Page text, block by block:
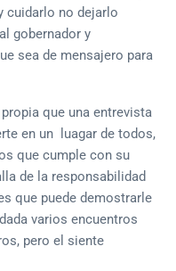
cuidarlo no dejarlo
gobernador y
sea de mensajero para
que una entrevista
en un luagar de todos,
que cumple con su
de la responsabilidad
que puede demostrarle
varios encuentros
pero el siente